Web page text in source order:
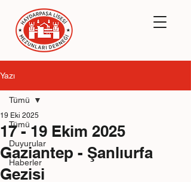
Yazı
Tümü
Duyurular
Haberler
Tümü
17 - 19 Ekim 2025
Gaziantep - Şanlıurfa
Gezisi
19 Eki 2025